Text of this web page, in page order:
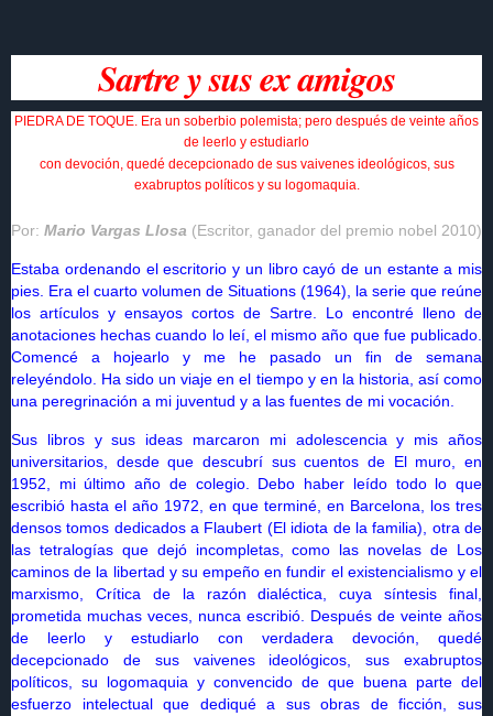
Sartre y sus ex amigos
PIEDRA DE TOQUE. Era un soberbio polemista; pero después de veinte años
de leerlo y estudiarlo
con devoción, quedé decepcionado de sus vaivenes ideológicos, sus
exabruptos políticos y su logomaquia.
Por: Mario Vargas Llosa (Escritor, ganador del premio nobel 2010)
Estaba ordenando el escritorio y un libro cayó de un estante a mis
pies. Era el cuarto volumen de Situations (1964), la serie que reúne
los artículos y ensayos cortos de Sartre. Lo encontré lleno de
anotaciones hechas cuando lo leí, el mismo año que fue publicado.
Comencé a hojearlo y me he pasado un fin de semana
releyéndolo. Ha sido un viaje en el tiempo y en la historia, así como
una peregrinación a mi juventud y a las fuentes de mi vocación.
Sus libros y sus ideas marcaron mi adolescencia y mis años
universitarios, desde que descubrí sus cuentos de El muro, en
1952, mi último año de colegio. Debo haber leído todo lo que
escribió hasta el año 1972, en que terminé, en Barcelona, los tres
densos tomos dedicados a Flaubert (El idiota de la familia), otra de
las tetralogías que dejó incompletas, como las novelas de Los
caminos de la libertad y su empeño en fundir el existencialismo y el
marxismo, Crítica de la razón dialéctica, cuya síntesis final,
prometida muchas veces, nunca escribió. Después de veinte años
de leerlo y estudiarlo con verdadera devoción, quedé
decepcionado de sus vaivenes ideológicos, sus exabruptos
políticos, su logomaquia y convencido de que buena parte del
esfuerzo intelectual que dediqué a sus obras de ficción, sus